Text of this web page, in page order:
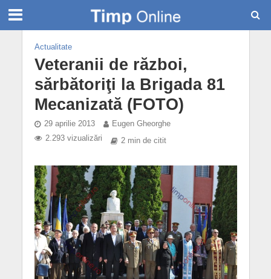
Actualitate
Veteranii de război,
sărbătoriţi la Brigada 81
Mecanizată (FOTO)
29 aprilie 2013
Eugen Gheorghe
2.293 vizualizări
2 min de citit